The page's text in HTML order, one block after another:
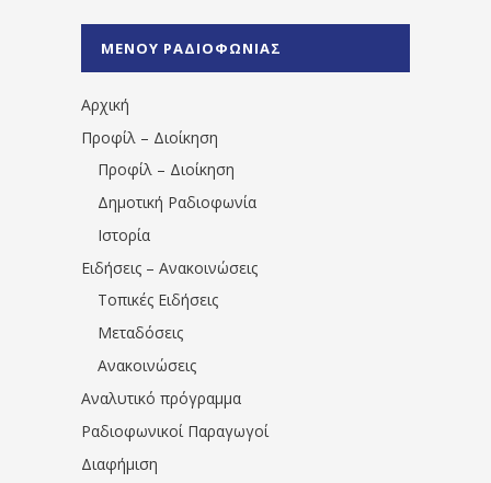
1531194763766854/" artist="" ]
ΜΕΝΟΥ ΡΑΔΙΟΦΩΝΙΑΣ
Αρχική
Προφίλ – Διοίκηση
Προφίλ – Διοίκηση
Δημοτική Ραδιοφωνία
Ιστορία
Ειδήσεις – Ανακοινώσεις
Τοπικές Ειδήσεις
Μεταδόσεις
Ανακοινώσεις
Αναλυτικό πρόγραμμα
Ραδιοφωνικοί Παραγωγοί
Διαφήμιση